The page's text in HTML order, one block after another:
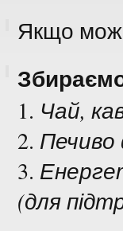
Якщо
1. Чай,
2.
3.
(для